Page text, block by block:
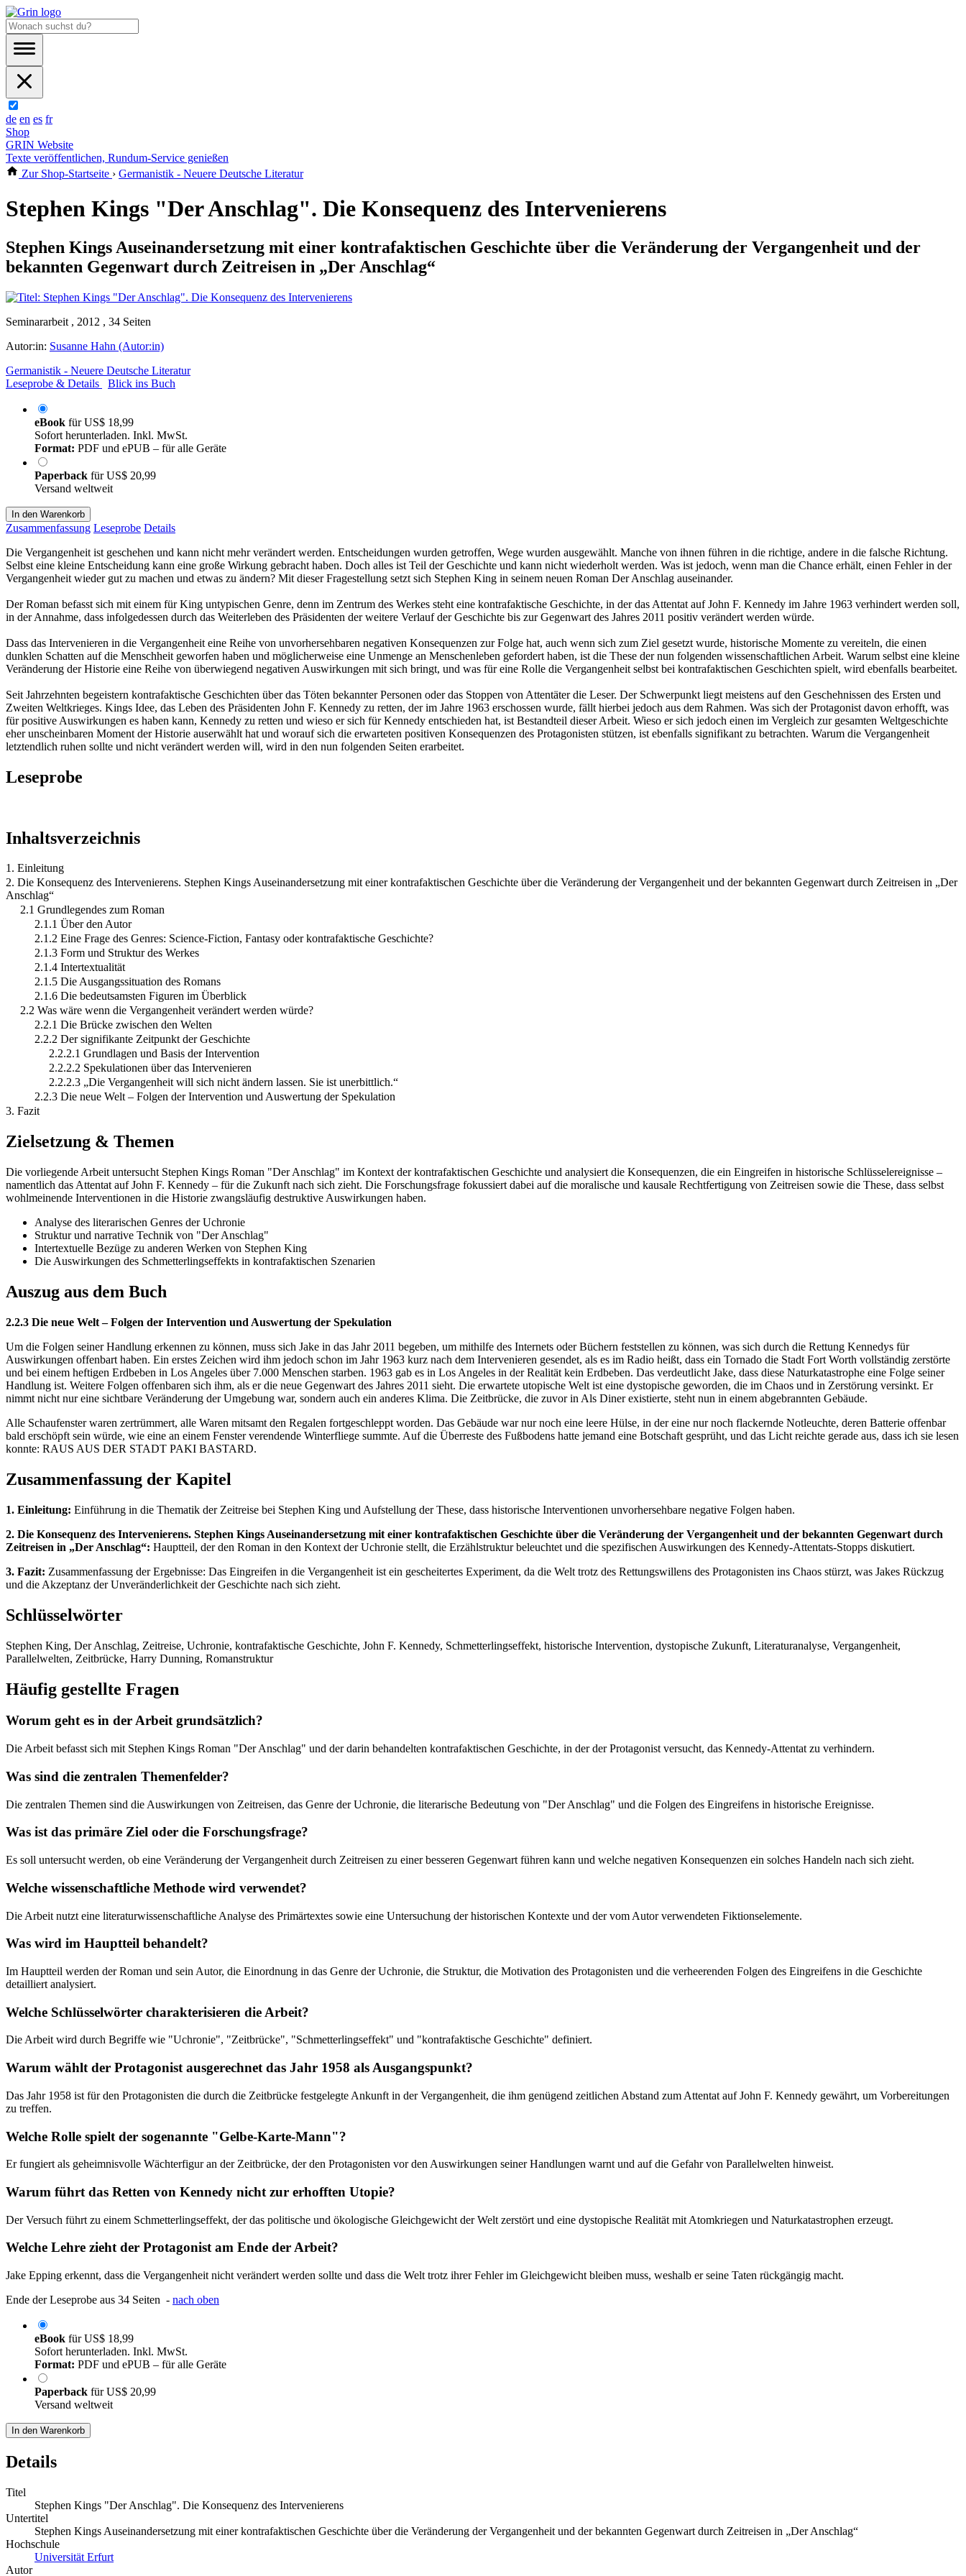
de en es fr
Shop
GRIN Website
Texte veröffentlichen, Rundum-Service genießen
Zur Shop-Startseite › Germanistik - Neuere Deutsche Literatur
Stephen Kings "Der Anschlag". Die Konsequenz des Intervenierens
Stephen Kings Auseinandersetzung mit einer kontrafaktischen Geschichte über die Veränderung der Vergangenheit und der
bekannten Gegenwart durch Zeitreisen in „Der Anschlag“
Seminararbeit , 2012 , 34 Seiten
Autor:in: Susanne Hahn (Autor:in)
Germanistik - Neuere Deutsche Literatur
Leseprobe & Details
Blick ins Buch
eBook fürUS$ 18,99
Sofort herunterladen. Inkl. MwSt.
Format: PDF und ePUB – für alle Geräte
Paperback fürUS$ 20,99
Versand weltweit
In den Warenkorb
Zusammenfassung Leseprobe Details
Die Vergangenheit ist geschehen und kann nicht mehr verändert werden. Entscheidungen wurden getroffen, Wege wurden ausgewählt. Manche von ihnen führen in die richtige, andere in die falsche Richtung.
Selbst eine kleine Entscheidung kann eine große Wirkung gebracht haben. Doch alles ist Teil der Geschichte und kann nicht wiederholt werden. Was ist jedoch, wenn man die Chance erhält, einen Fehler in der
Vergangenheit wieder gut zu machen und etwas zu ändern? Mit dieser Fragestellung setzt sich Stephen King in seinem neuen Roman Der Anschlag auseinander.
Der Roman befasst sich mit einem für King untypischen Genre, denn im Zentrum des Werkes steht eine kontrafaktische Geschichte, in der das Attentat auf John F. Kennedy im Jahre 1963 verhindert werden soll,
in der Annahme, dass infolgedessen durch das Weiterleben des Präsidenten der weitere Verlauf der Geschichte bis zur Gegenwart des Jahres 2011 positiv verändert werden würde.
Dass das Intervenieren in die Vergangenheit eine Reihe von unvorhersehbaren negativen Konsequenzen zur Folge hat, auch wenn sich zum Ziel gesetzt wurde, historische Momente zu vereiteln, die einen
dunklen Schatten auf die Menschheit geworfen haben und möglicherweise eine Unmenge an Menschenleben gefordert haben, ist die These der nun folgenden wissenschaftlichen Arbeit. Warum selbst eine kleine
Veränderung der Historie eine Reihe von überwiegend negativen Auswirkungen mit sich bringt, und was für eine Rolle die Vergangenheit selbst bei kontrafaktischen Geschichten spielt, wird ebenfalls bearbeitet.
Seit Jahrzehnten begeistern kontrafaktische Geschichten über das Töten bekannter Personen oder das Stoppen von Attentäter die Leser. Der Schwerpunkt liegt meistens auf den Geschehnissen des Ersten und
Zweiten Weltkrieges. Kings Idee, das Leben des Präsidenten John F. Kennedy zu retten, der im Jahre 1963 erschossen wurde, fällt hierbei jedoch aus dem Rahmen. Was sich der Protagonist davon erhofft, was
für positive Auswirkungen es haben kann, Kennedy zu retten und wieso er sich für Kennedy entschieden hat, ist Bestandteil dieser Arbeit. Wieso er sich jedoch einen im Vergleich zur gesamten Weltgeschichte
eher unscheinbaren Moment der Historie auserwählt hat und worauf sich die erwarteten positiven Konsequenzen des Protagonisten stützen, ist ebenfalls signifikant zu betrachten. Warum die Vergangenheit
letztendlich ruhen sollte und nicht verändert werden will, wird in den nun folgenden Seiten erarbeitet.
Leseprobe
Inhaltsverzeichnis
1. Einleitung
2. Die Konsequenz des Intervenierens. Stephen Kings Auseinandersetzung mit einer kontrafaktischen Geschichte über die Veränderung der Vergangenheit und der bekannten Gegenwart durch Zeitreisen in „Der
Anschlag“
2.1 Grundlegendes zum Roman
2.1.1 Über den Autor
2.1.2 Eine Frage des Genres: Science-Fiction, Fantasy oder kontrafaktische Geschichte?
2.1.3 Form und Struktur des Werkes
2.1.4 Intertextualität
2.1.5 Die Ausgangssituation des Romans
2.1.6 Die bedeutsamsten Figuren im Überblick
2.2 Was wäre wenn die Vergangenheit verändert werden würde?
2.2.1 Die Brücke zwischen den Welten
2.2.2 Der signifikante Zeitpunkt der Geschichte
2.2.2.1 Grundlagen und Basis der Intervention
2.2.2.2 Spekulationen über das Intervenieren
2.2.2.3 „Die Vergangenheit will sich nicht ändern lassen. Sie ist unerbittlich.“
2.2.3 Die neue Welt – Folgen der Intervention und Auswertung der Spekulation
3. Fazit
Zielsetzung & Themen
Die vorliegende Arbeit untersucht Stephen Kings Roman "Der Anschlag" im Kontext der kontrafaktischen Geschichte und analysiert die Konsequenzen, die ein Eingreifen in historische Schlüsselereignisse –
namentlich das Attentat auf John F. Kennedy – für die Zukunft nach sich zieht. Die Forschungsfrage fokussiert dabei auf die moralische und kausale Rechtfertigung von Zeitreisen sowie die These, dass selbst
wohlmeinende Interventionen in die Historie zwangsläufig destruktive Auswirkungen haben.
Analyse des literarischen Genres der Uchronie
Struktur und narrative Technik von "Der Anschlag"
Intertextuelle Bezüge zu anderen Werken von Stephen King
Die Auswirkungen des Schmetterlingseffekts in kontrafaktischen Szenarien
Auszug aus dem Buch
2.2.3 Die neue Welt – Folgen der Intervention und Auswertung der Spekulation
Um die Folgen seiner Handlung erkennen zu können, muss sich Jake in das Jahr 2011 begeben, um mithilfe des Internets oder Büchern feststellen zu können, was sich durch die Rettung Kennedys für
Auswirkungen offenbart haben. Ein erstes Zeichen wird ihm jedoch schon im Jahr 1963 kurz nach dem Intervenieren gesendet, als es im Radio heißt, dass ein Tornado die Stadt Fort Worth vollständig zerstörte
und bei einem heftigen Erdbeben in Los Angeles über 7.000 Menschen starben. 1963 gab es in Los Angeles in der Realität kein Erdbeben. Das verdeutlicht Jake, dass diese Naturkatastrophe eine Folge seiner
Handlung ist. Weitere Folgen offenbaren sich ihm, als er die neue Gegenwart des Jahres 2011 sieht. Die erwartete utopische Welt ist eine dystopische geworden, die im Chaos und in Zerstörung versinkt. Er
nimmt nicht nur eine sichtbare Veränderung der Umgebung war, sondern auch ein anderes Klima. Die Zeitbrücke, die zuvor in Als Diner existierte, steht nun in einem abgebrannten Gebäude.
Alle Schaufenster waren zertrümmert, alle Waren mitsamt den Regalen fortgeschleppt worden. Das Gebäude war nur noch eine leere Hülse, in der eine nur noch flackernde Notleuchte, deren Batterie offenbar
bald erschöpft sein würde, wie eine an einem Fenster verendende Winterfliege summte. Auf die Überreste des Fußbodens hatte jemand eine Botschaft gesprüht, und das Licht reichte gerade aus, dass ich sie lesen
konnte: RAUS AUS DER STADT PAKI BASTARD.
Zusammenfassung der Kapitel
1. Einleitung: Einführung in die Thematik der Zeitreise bei Stephen King und Aufstellung der These, dass historische Interventionen unvorhersehbare negative Folgen haben.
2. Die Konsequenz des Intervenierens. Stephen Kings Auseinandersetzung mit einer kontrafaktischen Geschichte über die Veränderung der Vergangenheit und der bekannten Gegenwart durch
Zeitreisen in „Der Anschlag“: Hauptteil, der den Roman in den Kontext der Uchronie stellt, die Erzählstruktur beleuchtet und die spezifischen Auswirkungen des Kennedy-Attentats-Stopps diskutiert.
3. Fazit: Zusammenfassung der Ergebnisse: Das Eingreifen in die Vergangenheit ist ein gescheitertes Experiment, da die Welt trotz des Rettungswillens des Protagonisten ins Chaos stürzt, was Jakes Rückzug
und die Akzeptanz der Unveränderlichkeit der Geschichte nach sich zieht.
Schlüsselwörter
Stephen King, Der Anschlag, Zeitreise, Uchronie, kontrafaktische Geschichte, John F. Kennedy, Schmetterlingseffekt, historische Intervention, dystopische Zukunft, Literaturanalyse, Vergangenheit,
Parallelwelten, Zeitbrücke, Harry Dunning, Romanstruktur
Häufig gestellte Fragen
Worum geht es in der Arbeit grundsätzlich?
Die Arbeit befasst sich mit Stephen Kings Roman "Der Anschlag" und der darin behandelten kontrafaktischen Geschichte, in der der Protagonist versucht, das Kennedy-Attentat zu verhindern.
Was sind die zentralen Themenfelder?
Die zentralen Themen sind die Auswirkungen von Zeitreisen, das Genre der Uchronie, die literarische Bedeutung von "Der Anschlag" und die Folgen des Eingreifens in historische Ereignisse.
Was ist das primäre Ziel oder die Forschungsfrage?
Es soll untersucht werden, ob eine Veränderung der Vergangenheit durch Zeitreisen zu einer besseren Gegenwart führen kann und welche negativen Konsequenzen ein solches Handeln nach sich zieht.
Welche wissenschaftliche Methode wird verwendet?
Die Arbeit nutzt eine literaturwissenschaftliche Analyse des Primärtextes sowie eine Untersuchung der historischen Kontexte und der vom Autor verwendeten Fiktionselemente.
Was wird im Hauptteil behandelt?
Im Hauptteil werden der Roman und sein Autor, die Einordnung in das Genre der Uchronie, die Struktur, die Motivation des Protagonisten und die verheerenden Folgen des Eingreifens in die Geschichte
detailliert analysiert.
Welche Schlüsselwörter charakterisieren die Arbeit?
Die Arbeit wird durch Begriffe wie "Uchronie", "Zeitbrücke", "Schmetterlingseffekt" und "kontrafaktische Geschichte" definiert.
Warum wählt der Protagonist ausgerechnet das Jahr 1958 als Ausgangspunkt?
Das Jahr 1958 ist für den Protagonisten die durch die Zeitbrücke festgelegte Ankunft in der Vergangenheit, die ihm genügend zeitlichen Abstand zum Attentat auf John F. Kennedy gewährt, um Vorbereitungen
zu treffen.
Welche Rolle spielt der sogenannte "Gelbe-Karte-Mann"?
Er fungiert als geheimnisvolle Wächterfigur an der Zeitbrücke, der den Protagonisten vor den Auswirkungen seiner Handlungen warnt und auf die Gefahr von Parallelwelten hinweist.
Warum führt das Retten von Kennedy nicht zur erhofften Utopie?
Der Versuch führt zu einem Schmetterlingseffekt, der das politische und ökologische Gleichgewicht der Welt zerstört und eine dystopische Realität mit Atomkriegen und Naturkatastrophen erzeugt.
Welche Lehre zieht der Protagonist am Ende der Arbeit?
Jake Epping erkennt, dass die Vergangenheit nicht verändert werden sollte und dass die Welt trotz ihrer Fehler im Gleichgewicht bleiben muss, weshalb er seine Taten rückgängig macht.
Ende der Leseprobe aus 34 Seiten - nach oben
eBook fürUS$ 18,99
Sofort herunterladen. Inkl. MwSt.
Format: PDF und ePUB – für alle Geräte
Paperback fürUS$ 20,99
Versand weltweit
In den Warenkorb
Details
Titel
Stephen Kings "Der Anschlag". Die Konsequenz des Intervenierens
Untertitel
Stephen Kings Auseinandersetzung mit einer kontrafaktischen Geschichte über die Veränderung der Vergangenheit und der bekannten Gegenwart durch Zeitreisen in „Der Anschlag“
Hochschule
Universität Erfurt
Autor